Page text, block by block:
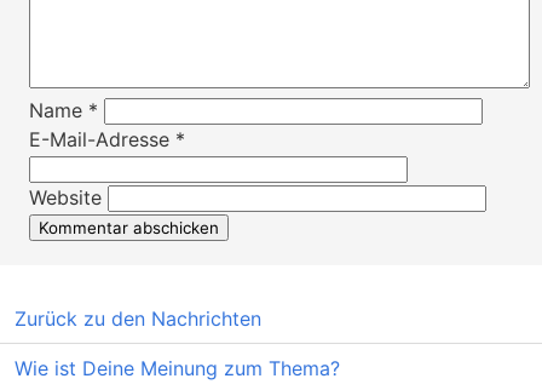
Name *
E-Mail-Adresse *
Website
Zurück zu den Nachrichten
Wie ist Deine Meinung zum Thema?